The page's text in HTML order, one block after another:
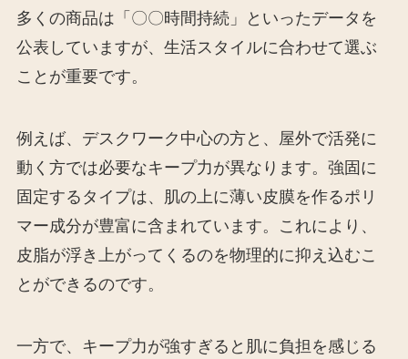
多くの商品は「〇〇時間持続」といったデータを
公表していますが、生活スタイルに合わせて選ぶ
ことが重要です。
例えば、デスクワーク中心の方と、屋外で活発に
動く方では必要なキープ力が異なります。強固に
固定するタイプは、肌の上に薄い皮膜を作るポリ
マー成分が豊富に含まれています。これにより、
皮脂が浮き上がってくるのを物理的に抑え込むこ
とができるのです。
一方で、キープ力が強すぎると肌に負担を感じる